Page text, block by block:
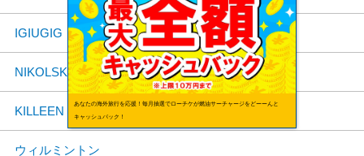
IGIUGIG
NIKOLSKI
KILLEEN
ウィルミントン
あなたの海外旅行を応援！毎月抽選でローチケが燃油サーチャージをどーーんと
キャッシュバック！